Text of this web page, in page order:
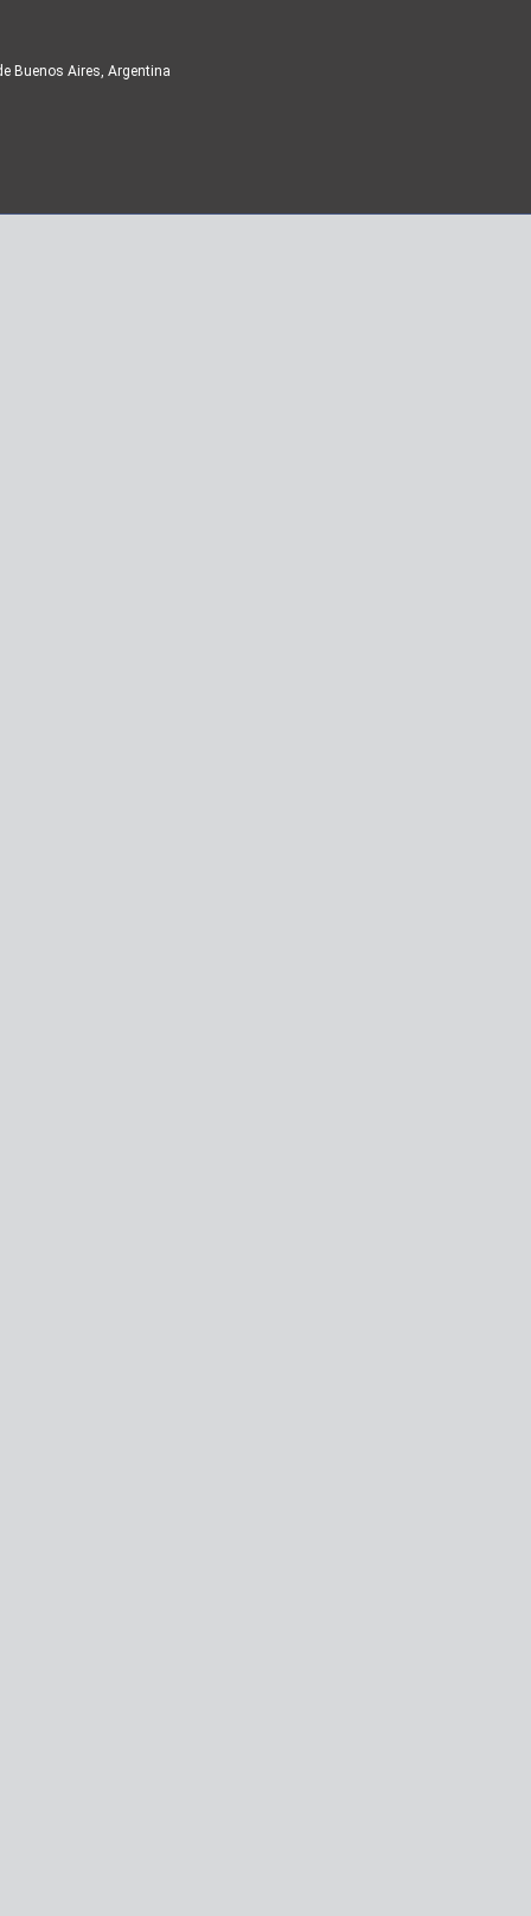
Buenos Aires, Argentina